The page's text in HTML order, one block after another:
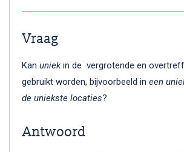
Vraag
Kan uniekin de vergrotende en
gebruikt worden, bijvoorbeeld in een
de uniekste locaties?
Antwoord